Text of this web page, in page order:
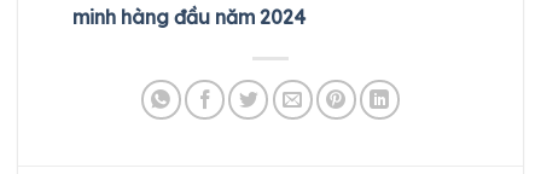
minh hàng đầu năm 2024